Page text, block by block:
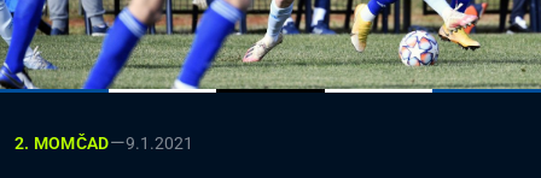
2. MOMČAD—9.1.2021